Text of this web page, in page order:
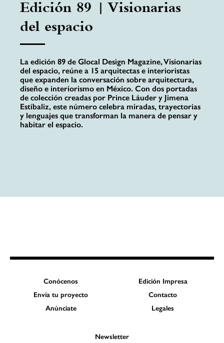
Edición 89 | Visionarias
del espacio
La edición 89 de Glocal Design Magazine, Visionarias
del espacio, reúne a 15 arquitectas e interioristas
que expanden la conversación sobre arquitectura,
diseño e interiorismo en México. Con dos portadas
de colección creadas por Prince Láuder y Jimena
Estíbaliz, este número celebra miradas, trayectorias
y lenguajes que transforman la manera de pensar y
habitar el espacio.
Conócenos
Edición Impresa
Envía tu proyecto
Contacto
Anúnciate
Legales
Newsletter